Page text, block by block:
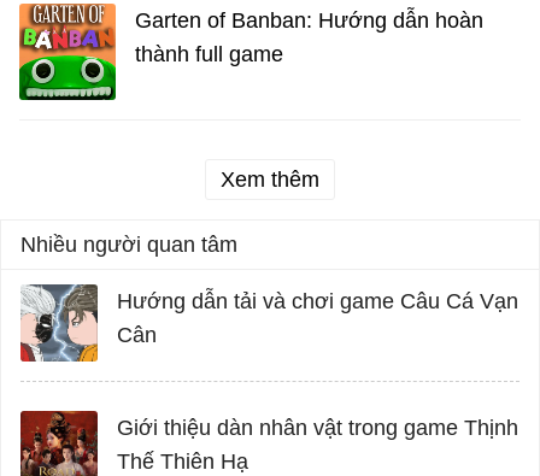
Garten of Banban: Hướng dẫn hoàn
thành full game
Xem thêm
Nhiều người quan tâm
Hướng dẫn tải và chơi game Câu Cá Vạn
Cân
Giới thiệu dàn nhân vật trong game Thịnh
Thế Thiên Hạ